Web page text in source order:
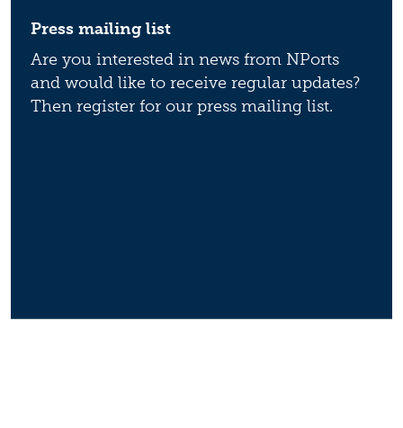
Press mailing list
Are you interested in news from NPorts
and would like to receive regular updates?
Then register for our press mailing list.